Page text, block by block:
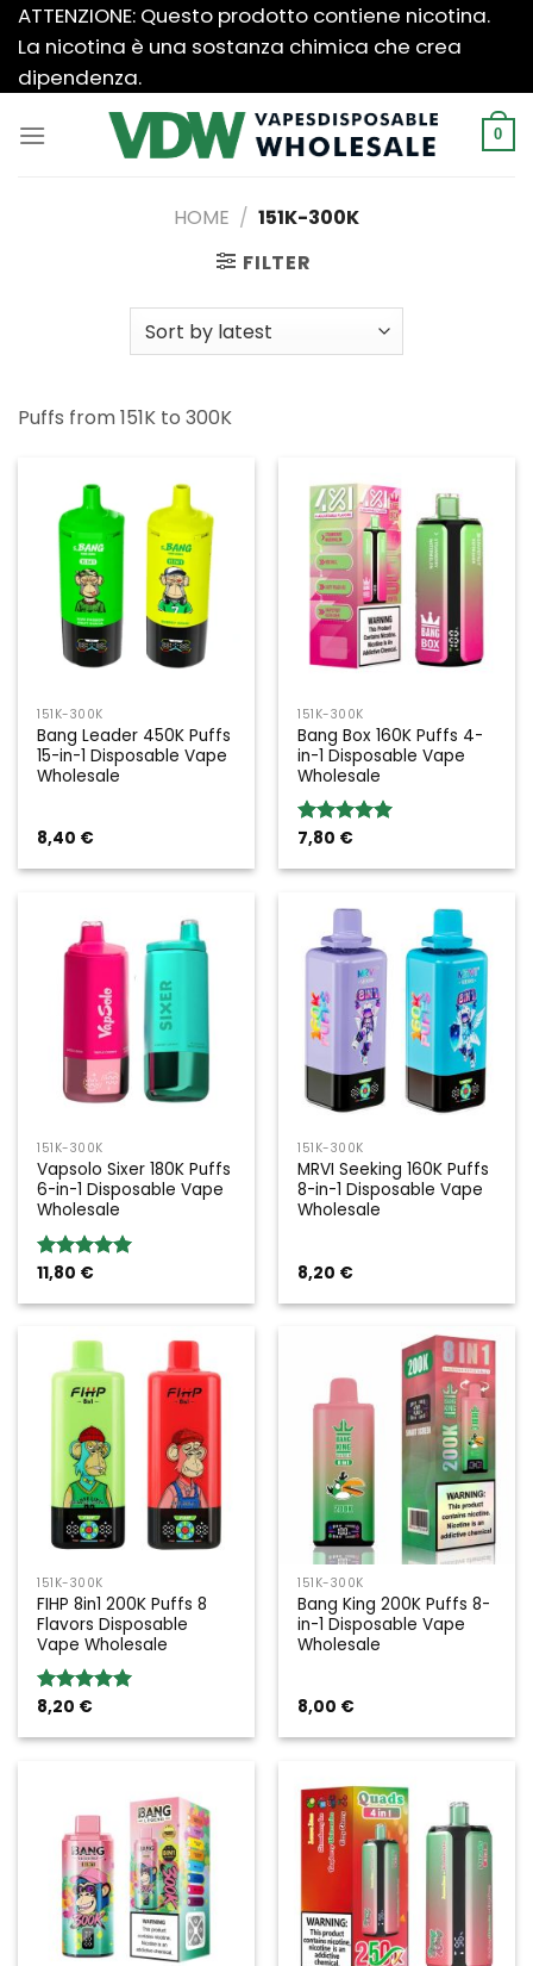
Salta
contenuti
ATTENZIONE: Questo prodotto contiene nicotina.
La nicotina è una sostanza chimica che crea
dipendenza.
0
HOME / 151K-300K
FILTER
Puffs from 151K to 300K
151K-300K
Bang Leader 450K Puffs
15-in-1 Disposable Vape
Wholesale
8,40 €
151K-300K
Bang Box 160K Puffs 4-
in-1 Disposable Vape
Wholesale
Rated5.00
7,80 €
151K-300K
Vapsolo Sixer 180K Puffs
6-in-1 Disposable Vape
Wholesale
Rated5.00
11,80 €
151K-300K
MRVI Seeking 160K Puffs
8-in-1 Disposable Vape
Wholesale
8,20 €
151K-300K
FIHP 8in1 200K Puffs 8
Flavors Disposable
Vape Wholesale
Rated5.00
8,20 €
151K-300K
Bang King 200K Puffs 8-
in-1 Disposable Vape
Wholesale
8,00 €